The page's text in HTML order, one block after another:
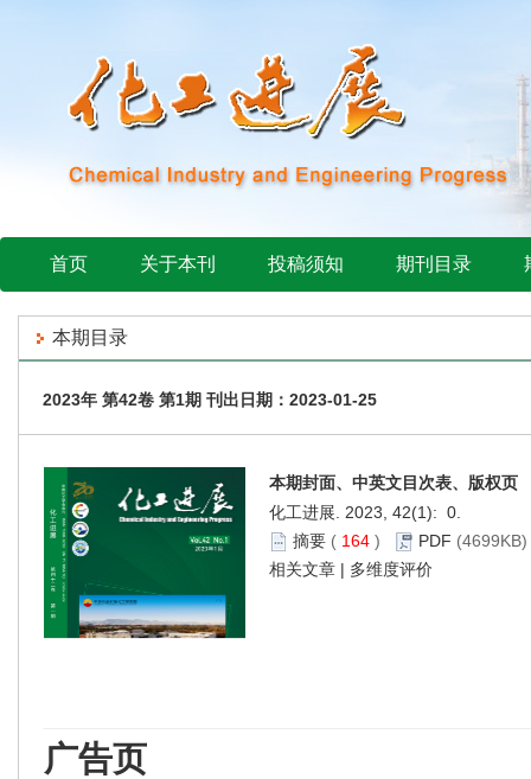
首页 关于本刊 投稿须知 期刊目录
本期目录
2023年 第42卷 第1期 刊出日期：2023-01-25
本期封面、中英文目次表、版权页
化工进展. 2023, 42(1): 0.
摘要 ( 164 ) PDF (4699KB)
相关文章 | 多维度评价
广告页